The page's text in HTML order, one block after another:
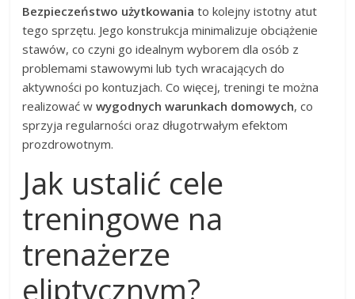
Bezpieczeństwo użytkowania to kolejny istotny atut
tego sprzętu. Jego konstrukcja minimalizuje obciążenie
stawów, co czyni go idealnym wyborem dla osób z
problemami stawowymi lub tych wracających do
aktywności po kontuzjach. Co więcej, treningi te można
realizować wwygodnych warunkach domowych, co
sprzyja regularności oraz długotrwałym efektom
prozdrowotnym.
Jak ustalić cele
treningowe na
trenażerze
eliptycznym?